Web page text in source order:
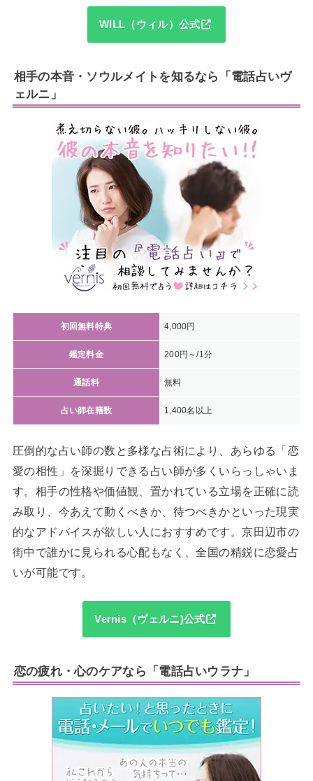
WILL（ウィル）公式
相手の本音・ソウルメイトを知るなら「電話占いヴ
ェルニ」
初回無料特典 4,000円
鑑定料金 200円～/1分
通話料 無料
占い師在籍数 1,400名以上
圧倒的な占い師の数と多様な占術により、あらゆる「恋
愛の相性」を深掘りできる占い師が多くいらっしゃいま
す。相手の性格や価値観、置かれている立場を正確に読
み取り、今あえて動くべきか、待つべきかといった現実
的なアドバイスが欲しい人におすすめです。京田辺市の
街中で誰かに見られる心配もなく、全国の精鋭に恋愛占
いが可能です。
Vernis（ヴェルニ)公式
恋の疲れ・心のケアなら「電話占いウラナ」